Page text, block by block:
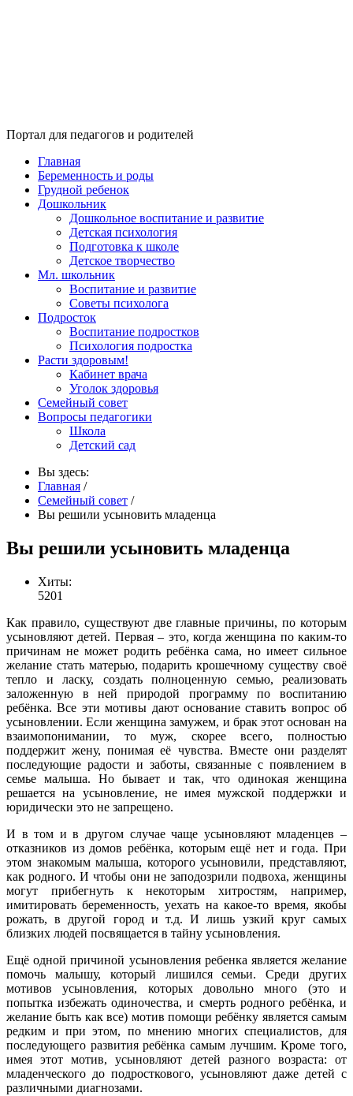
Портал для педагогов и родителей
Главная
Беременность и роды
Грудной ребенок
Дошкольник
Дошкольное воспитание и развитие
Детская психология
Подготовка к школе
Детское творчество
Мл. школьник
Воспитание и развитие
Советы психолога
Подросток
Воспитание подростков
Психология подростка
Расти здоровым!
Кабинет врача
Уголок здоровья
Семейный совет
Вопросы педагогики
Школа
Детский сад
Вы здесь:
Главная /
Семейный совет /
Вы решили усыновить младенца
Вы решили усыновить младенца
Хиты:
5201
Как правило, существуют две главные причины, по которым
усыновляют детей. Первая – это, когда женщина по каким-то
причинам не может родить ребёнка сама, но имеет сильное
желание стать матерью, подарить крошечному существу своё
тепло и ласку, создать полноценную семью, реализовать
заложенную в ней природой программу по воспитанию
ребёнка. Все эти мотивы дают основание ставить вопрос об
усыновлении. Если женщина замужем, и брак этот основан на
взаимопонимании, то муж, скорее всего, полностью
поддержит жену, понимая её чувства. Вместе они разделят
последующие радости и заботы, связанные с появлением в
семье малыша. Но бывает и так, что одинокая женщина
решается на усыновление, не имея мужской поддержки и
юридически это не запрещено.
И в том и в другом случае чаще усыновляют младенцев –
отказников из домов ребёнка, которым ещё нет и года. При
этом знакомым малыша, которого усыновили, представляют,
как родного. И чтобы они не заподозрили подвоха, женщины
могут прибегнуть к некоторым хитростям, например,
имитировать беременность, уехать на какое-то время, якобы
рожать, в другой город и т.д. И лишь узкий круг самых
близких людей посвящается в тайну усыновления.
Ещё одной причиной усыновления ребенка является желание
помочь малышу, который лишился семьи. Среди других
мотивов усыновления, которых довольно много (это и
попытка избежать одиночества, и смерть родного ребёнка, и
желание быть как все) мотив помощи ребёнку является самым
редким и при этом, по мнению многих специалистов, для
последующего развития ребёнка самым лучшим. Кроме того,
имея этот мотив, усыновляют детей разного возраста: от
младенческого до подросткового, усыновляют даже детей с
различными диагнозами.